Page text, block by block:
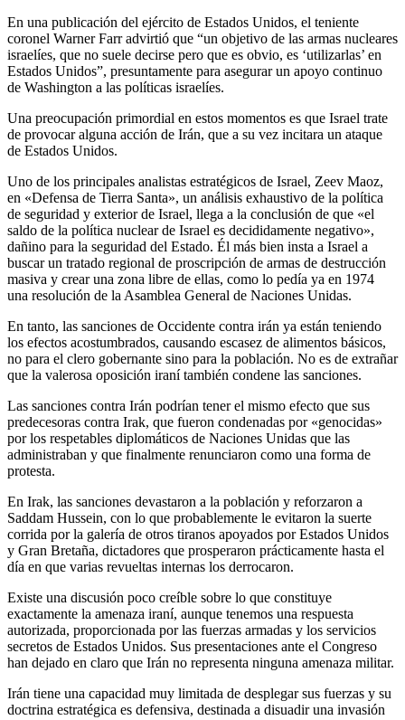
En una publicación del ejército de Estados Unidos, el teniente
coronel Warner Farr advirtió que “un objetivo de las armas nucleares
israelíes, que no suele decirse pero que es obvio, es ‘utilizarlas’ en
Estados Unidos”, presuntamente para asegurar un apoyo continuo
de Washington a las políticas israelíes.
Una preocupación primordial en estos momentos es que Israel trate
de provocar alguna acción de Irán, que a su vez incitara un ataque
de Estados Unidos.
Uno de los principales analistas estratégicos de Israel, Zeev Maoz,
en «Defensa de Tierra Santa», un análisis exhaustivo de la política
de seguridad y exterior de Israel, llega a la conclusión de que «el
saldo de la política nuclear de Israel es decididamente negativo»,
dañino para la seguridad del Estado. Él más bien insta a Israel a
buscar un tratado regional de proscripción de armas de destrucción
masiva y crear una zona libre de ellas, como lo pedía ya en 1974
una resolución de la Asamblea General de Naciones Unidas.
En tanto, las sanciones de Occidente contra irán ya están teniendo
los efectos acostumbrados, causando escasez de alimentos básicos,
no para el clero gobernante sino para la población. No es de extrañar
que la valerosa oposición iraní también condene las sanciones.
Las sanciones contra Irán podrían tener el mismo efecto que sus
predecesoras contra Irak, que fueron condenadas por «genocidas»
por los respetables diplomáticos de Naciones Unidas que las
administraban y que finalmente renunciaron como una forma de
protesta.
En Irak, las sanciones devastaron a la población y reforzaron a
Saddam Hussein, con lo que probablemente le evitaron la suerte
corrida por la galería de otros tiranos apoyados por Estados Unidos
y Gran Bretaña, dictadores que prosperaron prácticamente hasta el
día en que varias revueltas internas los derrocaron.
Existe una discusión poco creíble sobre lo que constituye
exactamente la amenaza iraní, aunque tenemos una respuesta
autorizada, proporcionada por las fuerzas armadas y los servicios
secretos de Estados Unidos. Sus presentaciones ante el Congreso
han dejado en claro que Irán no representa ninguna amenaza militar.
Irán tiene una capacidad muy limitada de desplegar sus fuerzas y su
doctrina estratégica es defensiva, destinada a disuadir una invasión